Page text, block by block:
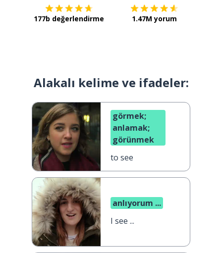
177b değerlendirme 1.47M yorum
Alakalı kelime ve ifadeler:
görmek;
anlamak;
görünmek
to see
anlıyorum ...
I see ...